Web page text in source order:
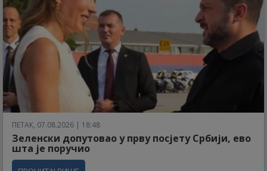
ПЕТАК, 07.08.2026 | 18:48
Зеленски допутовао у прву посјету Србији, ево
шта је поручио